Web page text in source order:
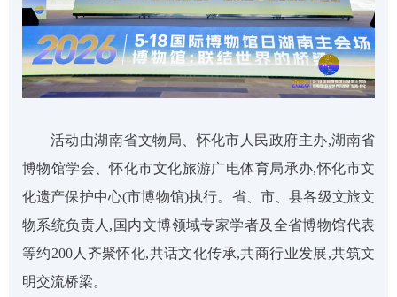
活动由湖南省文物局、怀化市人民政府主办,湖南省
博物馆学会、怀化市文化旅游广电体育局承办,怀化市文
化遗产保护中心(市博物馆)执行。省、市、县各级文旅文
物系统负责人,国内文博领域专家学者及全省博物馆代表
等约200人齐聚怀化,共话文化传承,共商行业发展,共筑文
明交流桥梁。